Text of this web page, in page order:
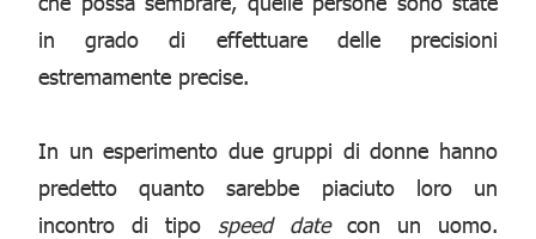
in grado di effettuare delle precisioni
estremamente precise.
In un esperimento due gruppi di donne hanno
predetto quanto sarebbe piaciuto loro un
incontro di tipo speed datecon un uomo.